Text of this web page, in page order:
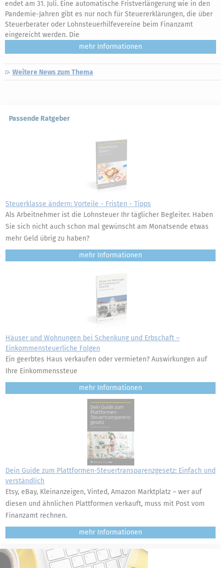
endet am 31. Juli. Eine automatische Fristverlängerung wie in den
Pandemie-Jahren gibt es nur noch für Steuererklärungen, die über
Steuerberater oder Lohnsteuerhilfevereine beim Finanzamt
eingereicht werden. Die
mehr
Weitere News zum Thema
Passende Ratgeber
Steuerklasse ändern: Vorteile - Fristen - Tipps
Als Arbeitnehmer ist die Lohnsteuer Ihr täglicher Begleiter. Haben
Sie sich nicht auch schon mal gewünscht am Monatsende etwas
mehr Geld übrig zu haben?
mehr
Häuser und Wohnungen bei Schenkung und Erbschaft –
Einkommensteuerliche Folgen
Ein geerbtes Haus verkaufen oder vermieten? Auswirkungen auf
Ihre Einkommenssteue
mehr
Dein Guide zum Plattformen-Steuertransparenzgesetz: Einfach und
verständlich
Etsy, eBay, Kleinanzeigen, Vinted, Amazon Marktplatz – wer auf
diesen und ähnlichen Plattformen verkauft, muss mit Post vom
Finanzamt rechnen.
mehr